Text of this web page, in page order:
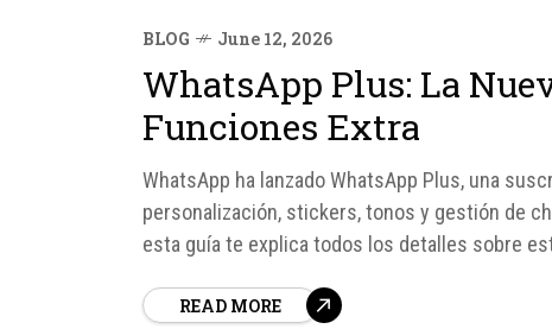
BLOG June 12, 2026
WhatsApp Plus: La
Funciones Extra
WhatsApp ha lanzado WhatsApp Plus, una
personalización, stickers, tonos y gestión de
esta guía te explica todos los detalles sobre
READ MORE